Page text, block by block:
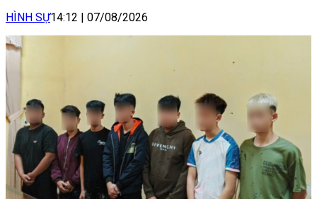
HÌNH SỰ14:12 | 07/08/2026